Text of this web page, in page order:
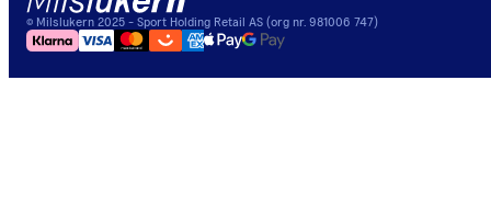
© Milslukern 2025 - Sport Holding Retail AS (org nr. 981006 747)